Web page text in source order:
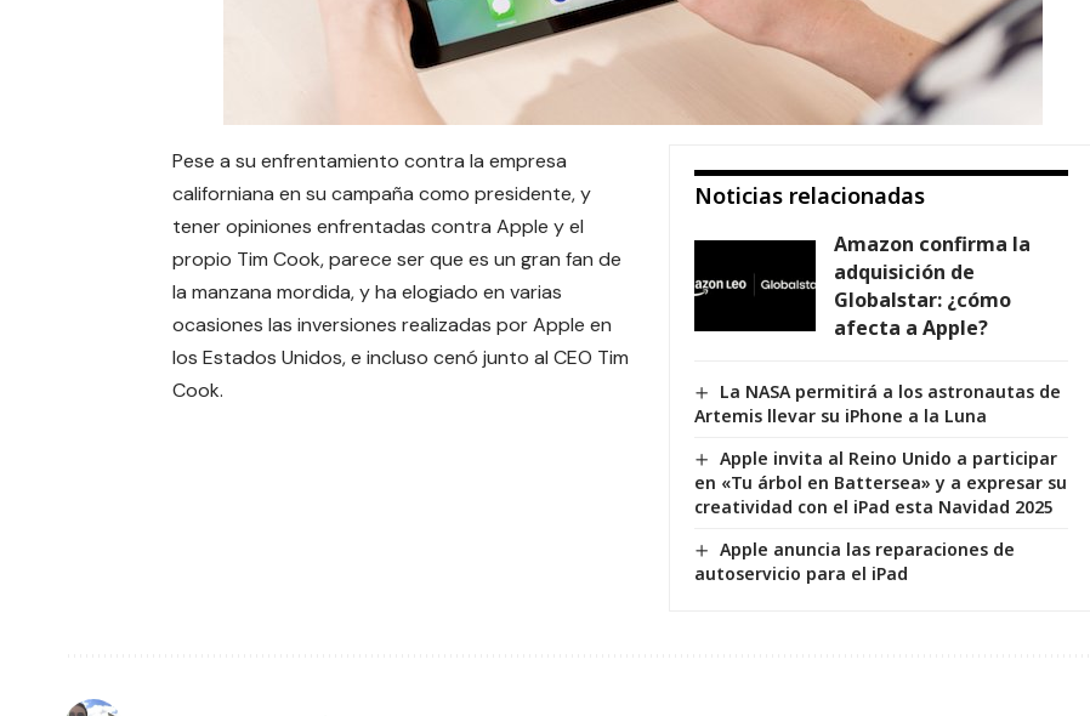
Noticias relacionadas
Amazon confirma la
adquisición de
Globalstar: ¿cómo
afecta a Apple?
La NASA permitirá a los astronautas de
Artemis llevar su iPhone a la Luna
Apple invita al Reino Unido a participar
en «Tu árbol en Battersea» y a expresar su
creatividad con el iPad esta Navidad 2025
Apple anuncia las reparaciones de
autoservicio para el iPad
Pese a su enfrentamiento contra la empresa
californiana en su campaña como presidente, y
tener opiniones enfrentadas contra Apple y el
propio Tim Cook, parece ser que es un gran fan de
la manzana mordida, y ha elogiado en varias
ocasiones las inversiones realizadas por Apple en
los Estados Unidos, e incluso cenó junto al CEO Tim
Cook.